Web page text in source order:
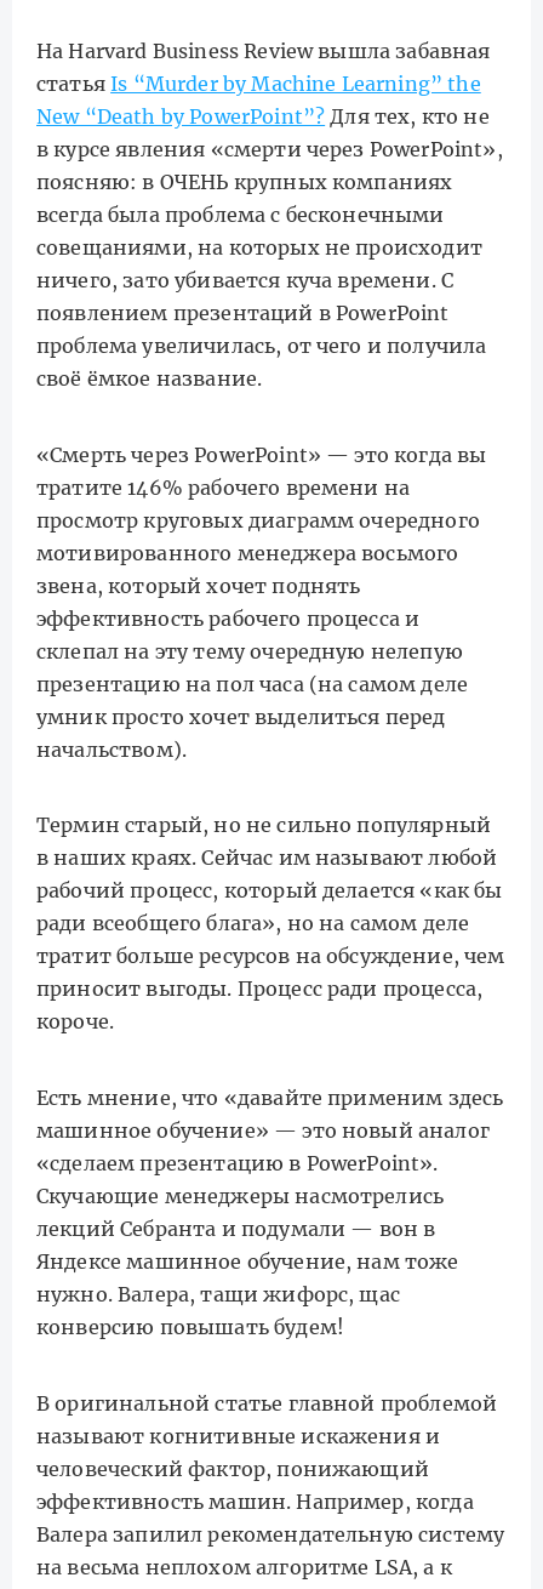
На Harvard Business Review вышла забавная
статьяIs “Murder by Machine Learning” the
New “Death by PowerPoint”? Для тех, кто не
в курсе явления «смерти через PowerPoint»,
поясняю: в ОЧЕНЬ крупных компаниях
всегда была проблема с бесконечными
совещаниями, на которых не происходит
ничего, зато убивается куча времени. С
появлением презентаций в PowerPoint
проблема увеличилась, от чего и получила
своё ёмкое название.
«Смерть через PowerPoint» — это когда вы
тратите 146% рабочего времени на
просмотр круговых диаграмм очередного
мотивированного менеджера восьмого
звена, который хочет поднять
эффективность рабочего процесса и
склепал на эту тему очередную нелепую
презентацию на пол часа (на самом деле
умник просто хочет выделиться перед
начальством).
Термин старый, но не сильно популярный
в наших краях. Сейчас им называют любой
рабочий процесс, который делается «как бы
ради всеобщего блага», но на самом деле
тратит больше ресурсов на обсуждение, чем
приносит выгоды. Процесс ради процесса,
короче.
Есть мнение, что «давайте применим здесь
машинное обучение» — это новый аналог
«сделаем презентацию в PowerPoint».
Скучающие менеджеры насмотрелись
лекций Себранта и подумали — вон в
Яндексе машинное обучение, нам тоже
нужно. Валера, тащи жифорс, щас
конверсию повышать будем!
В оригинальной статье главной проблемой
называют когнитивные искажения и
человеческий фактор, понижающий
эффективность машин. Например, когда
Валера запилил рекомендательную систему
на весьма неплохом алгоритме LSA, а к